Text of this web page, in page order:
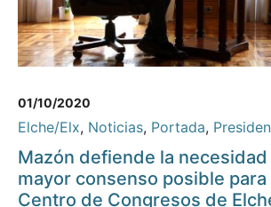
01/10/2020
Elche/Elx, Noticias, Portada,
Mazón defiende la
mayor consenso posible
Centro de Congresos de